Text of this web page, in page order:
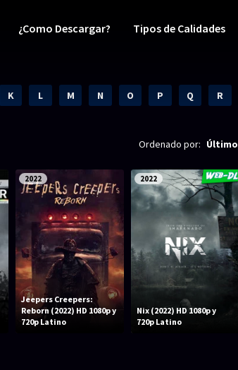
¿Como Descargar? Tipos de Calidades
K L M N O P Q R
Ordenado por: Último
2022
Jeepers Creepers:
Reborn (2022) HD 1080p y
720p Latino
2022
Nix (2022) HD 1080p y
720p Latino